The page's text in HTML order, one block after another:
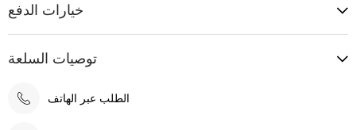
خيارات الدفع
توصيات السلعة
الطلب عبر الهاتف